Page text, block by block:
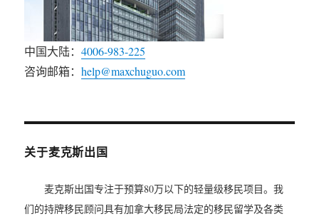
中国大陆：4006-983-225
咨询邮箱：help@maxchuguo.com
关于麦克斯出国
麦克斯出国专注于预算80万以下的轻量级移民项目。我
们的持牌移民顾问具有加拿大移民局法定的移民留学及各类